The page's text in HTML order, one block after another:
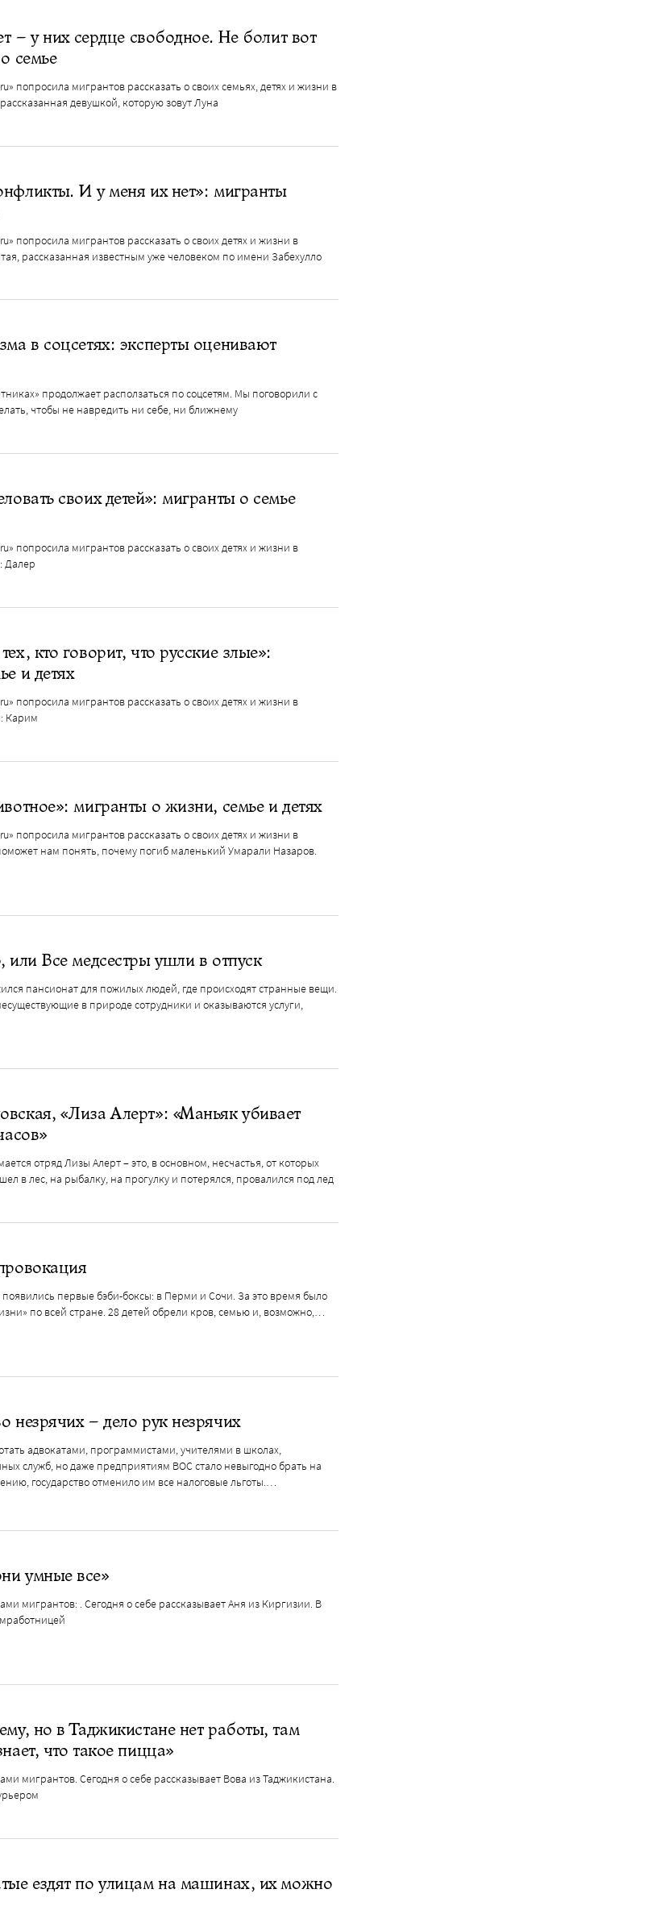
– у них сердце свободное. Не болит вот
семье
попросила мигрантов рассказать о своих семьях, детях и жизни в
девушкой, которую зовут Луна
И у меня их нет»: мигранты
попросила мигрантов рассказать о своих детях и жизни в
рассказанная известным уже человеком по имени Забехулло
в соцсетях: эксперты оценивают
продолжает расползаться по соцсетям. Мы поговорили с
чтобы не навредить ни себе, ни ближнему
своих детей»: мигранты о семье
попросила мигрантов рассказать о своих детях и жизни в
Далер
кто говорит, что русские злые»:
и детях
попросила мигрантов рассказать о своих детях и жизни в
Карим
мигранты о жизни, семье и детях
попросила мигрантов рассказать о своих детях и жизни в
нам понять, почему погиб маленький Умарали Назаров.
или Все медсестры ушли в отпуск
пансионат для пожилых людей, где происходят странные вещи.
в природе сотрудники и оказываются услуги,
«Лиза Алерт»: «Маньяк убивает
отряд Лизы Алерт – это, в основном, несчастья, от которых
в лес, на рыбалку, на прогулку и потерялся, провалился под лед
первые бэби-боксы: в Перми и Сочи. За это время было
по всей стране. 28 детей обрели кров, семью и, возможно,…
незрячих – дело рук незрячих
адвокатами, программистами, учителями в школах,
служб, но даже предприятиям ВОС стало невыгодно брать на
государство отменило им все налоговые льготы.…
умные все»
мигрантов: . Сегодня о себе рассказывает Аня из Киргизии. В
но в Таджикистане нет работы, там
что такое пицца»
мигрантов. Cегодня о себе рассказывает Вова из Таджикистана.
ездят по улицам на машинах, их можно